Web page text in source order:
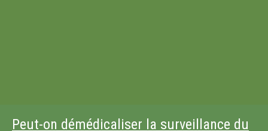
Peut-on démédicaliser la surveillance du